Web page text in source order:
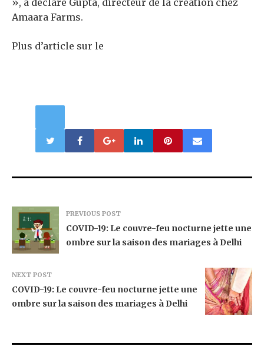
», a déclaré Gupta, directeur de la création chez
Amaara Farms.
Plus d’article sur le
PREVIOUS POST
COVID-19: Le couvre-feu nocturne jette une
ombre sur la saison des mariages à Delhi
NEXT POST
COVID-19: Le couvre-feu nocturne jette une
ombre sur la saison des mariages à Delhi